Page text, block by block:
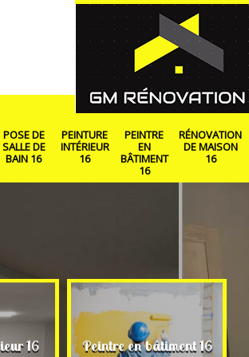
POSE DE
SALLE DE
BAIN 16
PEINTURE
INTÉRIEUR
16
PEINTRE
EN
BÂTIMENT
16
RÉNOVATION
DE MAISON
16
16 Peintre en bâtiment 16